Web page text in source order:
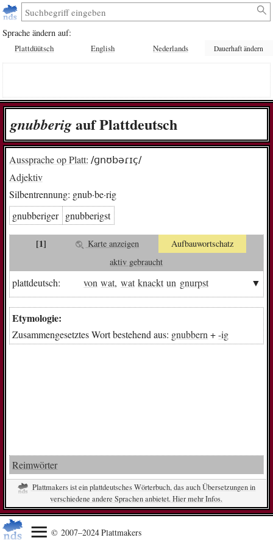
Sprache ändern auf:
Plattdüütsch English Nederlands Dauerhaft ändern
gnub­be­rigauf Plattdeutsch
Aussprache op Platt: /ɡnʊbəɾɪç/
Adjektiv
Silbentrennung: gnub·be·rig
gnubberiger gnubberigst
[1] Karte anzeigen
Aufbauwortschatz
aktiv gebraucht
plattdeutsch: von wat, wat knackt un gnurpst
Etymologie:
Zusammengesetztes Wort bestehend aus: gnubbern +-ig
Reimwörter
Plattmakers ist ein plattdeutsches Wörterbuch, das auch Übersetzungen in
verschiedene andere Sprachen anbietet. Hier mehr Infos.
© 2007–2024 Plattmakers